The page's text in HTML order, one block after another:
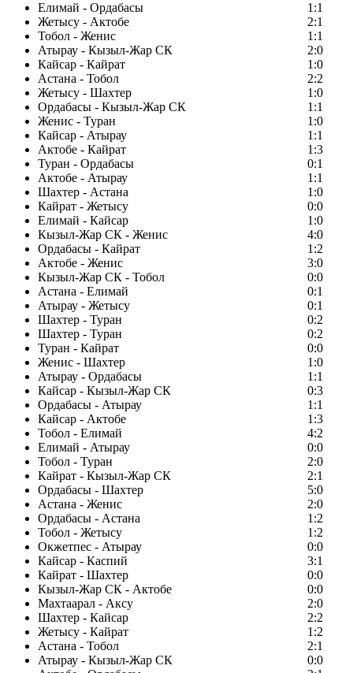
Елимай - Ордабасы
1:1
Жетысу - Актобе
2:1
Тобол - Женис
1:1
Атырау - Кызыл-Жар СК
2:0
Кайсар - Кайрат
1:0
Астана - Тобол
2:2
Жетысу - Шахтер
1:0
Ордабасы - Кызыл-Жар СК
1:1
Женис - Туран
1:0
Кайсар - Атырау
1:1
Актобе - Кайрат
1:3
Туран - Ордабасы
0:1
Актобе - Атырау
1:1
Шахтер - Астана
1:0
Кайрат - Жетысу
0:0
Елимай - Кайсар
1:0
Кызыл-Жар СК - Женис
4:0
Ордабасы - Кайрат
1:2
Актобе - Женис
3:0
Кызыл-Жар СК - Тобол
0:0
Астана - Елимай
0:1
Атырау - Жетысу
0:1
Шахтер - Туран
0:2
Шахтер - Туран
0:2
Туран - Кайрат
0:0
Женис - Шахтер
1:0
Атырау - Ордабасы
1:1
Кайсар - Кызыл-Жар СК
0:3
Ордабасы - Атырау
1:1
Кайсар - Актобе
1:3
Тобол - Елимай
4:2
Елимай - Атырау
0:0
Тобол - Туран
2:0
Кайрат - Кызыл-Жар СК
2:1
Ордабасы - Шахтер
5:0
Астана - Женис
2:0
Ордабасы - Астана
1:2
Тобол - Жетысу
1:2
Окжетпес - Атырау
0:0
Кайсар - Каспий
3:1
Кайрат - Шахтер
0:0
Кызыл-Жар СК - Актобе
0:0
Махтаарал - Аксу
2:0
Шахтер - Кайсар
2:2
Жетысу - Кайрат
1:2
Астана - Тобол
2:1
Атырау - Кызыл-Жар СК
0:0